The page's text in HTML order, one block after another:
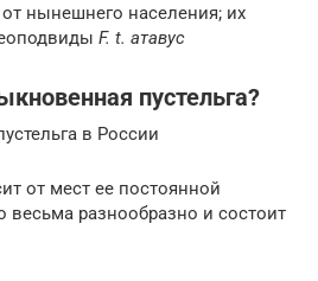
нынешнего населения; их
F. t. атавус
пустельга?
в России
от мест ее постоянной
весьма разнообразно и состоит